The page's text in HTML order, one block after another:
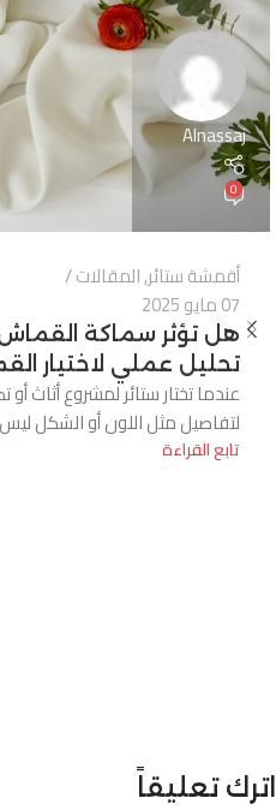
Alnassaj
0
أقمشة ستائر,المقالات
07 مايو 2025
هل تؤثر سماكة القماش
تحليل عملي لاختيار
عندما تختار ستائر لمشروع أثاث أو
لتفاصيل مثل اللون أو الشكل
تابع القراءة
اترك تعليقاً